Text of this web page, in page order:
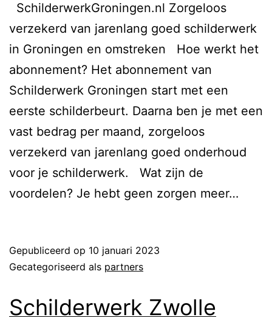
SchilderwerkGroningen.nl Zorgeloos
verzekerd van jarenlang goed schilderwerk
in Groningen en omstreken Hoe werkt het
abonnement?​ Het abonnement van
Schilderwerk Groningen start met een
eerste schilderbeurt. Daarna ben je met een
vast bedrag per maand, zorgeloos
verzekerd van jarenlang goed onderhoud
voor je schilderwerk. Wat zijn de
voordelen? Je hebt geen zorgen meer…
Gepubliceerd op 10 januari 2023
Gecategoriseerd als partners
Schilderwerk Zwolle